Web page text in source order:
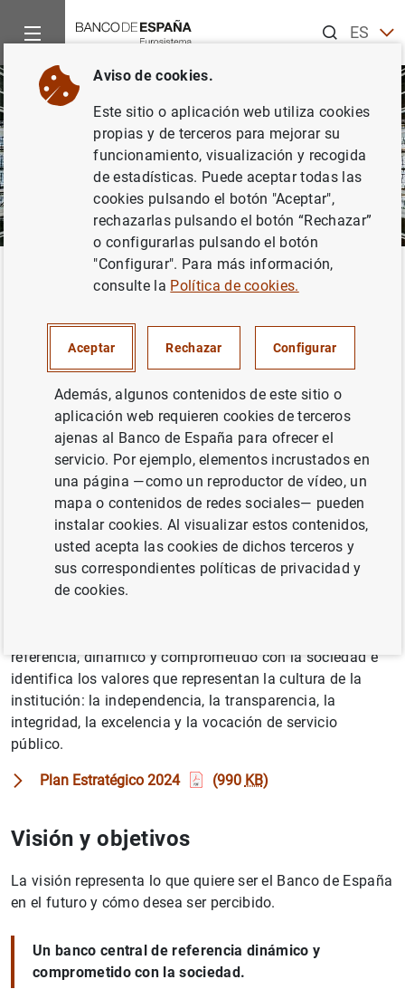
ESEN
Sobre el Banco Misión y estrategia Plan Estratégico
El 9 de enero de 2020 el Consejo de Gobierno del Banco
de España aprobó el primer plan estratégico para el
Banco de España: el Plan Estratégico 2024. El Plan tiene
un horizonte de ejecución de cinco años, de 2020 a 2024.
Se prevé una revisión mediado su período de ejecución,
con el fin de hacer balance del trabajo realizado y poder
adecuarlo a la experiencia adquirida y a los cambios que
se hayan producido.
El Plan recoge como misión del Banco de España
referencia, dinámico y comprometido con la sociedad e
identifica los valores que representan la cultura de la
institución: la independencia, la transparencia, la
integridad, la excelencia y la vocación de servicio
público.
Plan Estratégico 2024 (990 KB)
Visión y objetivos
La visión representa lo que quiere ser el Banco de España
en el futuro y cómo desea ser percibido.
Un banco central de referencia dinámico y
comprometido con la sociedad.
Aviso de cookies.
Este sitio o aplicación web utiliza cookies
propias y de terceros para mejorar su
funcionamiento, visualización y recogida
de estadísticas. Puede aceptar todas las
cookies pulsando el botón "Aceptar",
rechazarlas pulsando el botón “Rechazar”
o configurarlas pulsando el botón
"Configurar". Para más información,
consulte la Política de cookies.
Aceptar Rechazar Configurar
Además, algunos contenidos de este sitio o
aplicación web requieren cookies de terceros
ajenas al Banco de España para ofrecer el
servicio. Por ejemplo, elementos incrustados en
una página —como un reproductor de vídeo, un
mapa o contenidos de redes sociales— pueden
instalar cookies. Al visualizar estos contenidos,
usted acepta las cookies de dichos terceros y
sus correspondientes políticas de privacidad y
de cookies.